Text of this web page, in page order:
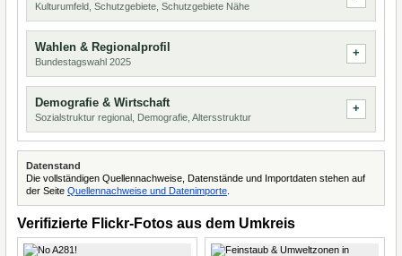
Kulturumfeld, Schutzgebiete, Schutzgebiete Nähe
Wahlen & Regionalprofil
Bundestagswahl 2025
Demografie & Wirtschaft
Sozialstruktur regional, Demografie, Altersstruktur
Datenstand
Die vollständigen Quellennachweise, Datenstände und Importdaten stehen auf
der Seite Quellennachweise und Datenimporte
Verifizierte Flickr-Fotos aus dem Umkreis